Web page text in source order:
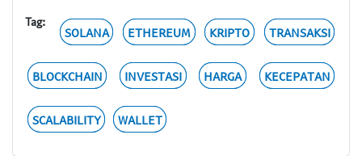
Tag:
SOLANA ETHEREUM KRIPTO TRANSAKSI
BLOCKCHAIN INVESTASI HARGA KECEPATAN
SCALABILITY WALLET